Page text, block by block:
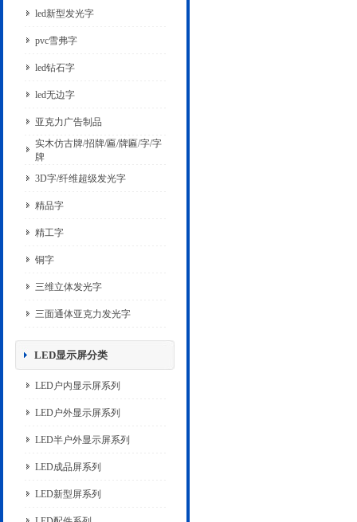
led新型发光字
pvc雪弗字
led钻石字
led无边字
亚克力广告制品
实木仿古牌/招牌/匾/牌匾/字/字
牌
3D字/纤维超级发光字
精品字
精工字
铜字
三维立体发光字
三面通体亚克力发光字
LED显示屏分类
LED户内显示屏系列
LED户外显示屏系列
LED半户外显示屏系列
LED成品屏系列
LED新型屏系列